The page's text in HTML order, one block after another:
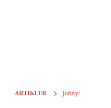
ARTIKLER Jobnyt
Projektleder hos Event